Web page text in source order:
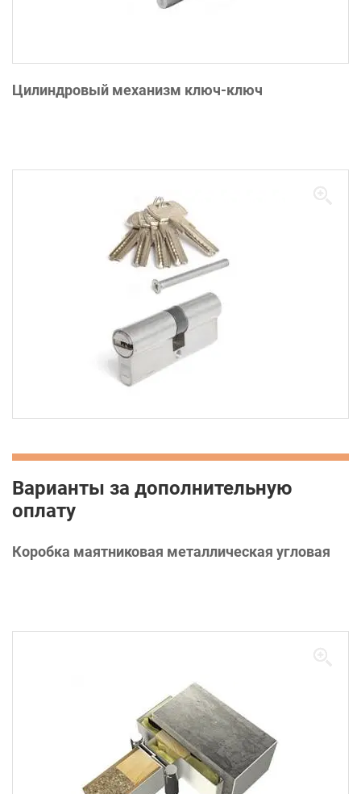
Цилиндровый механизм ключ-ключ
Варианты за дополнительную
оплату
Коробка маятниковая металлическая угловая